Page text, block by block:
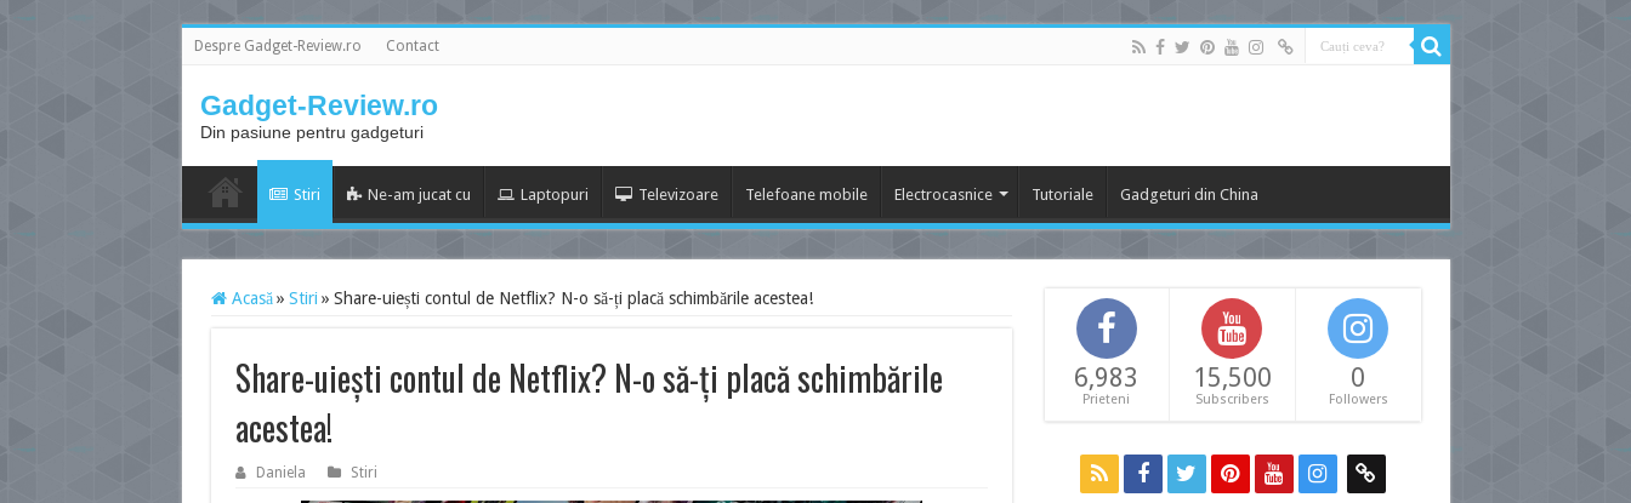
Despre Gadget-Review.ro Contact
Gadget-Review.ro
Din pasiune pentru gadgeturi
Stiri Ne-am jucat cu Laptopuri Televizoare Telefoane mobile Electrocasnice Tutoriale Gadgeturi din China
Acasă » Stiri » Share-uiești contul de Netflix? N-o să-ți placă schimbările acestea!
Share-uiești contul de Netflix? N-o să-ți placă schimbările
acestea!
Daniela Stiri
6,983
Prieteni
15,500
Subscribers
0
Followers